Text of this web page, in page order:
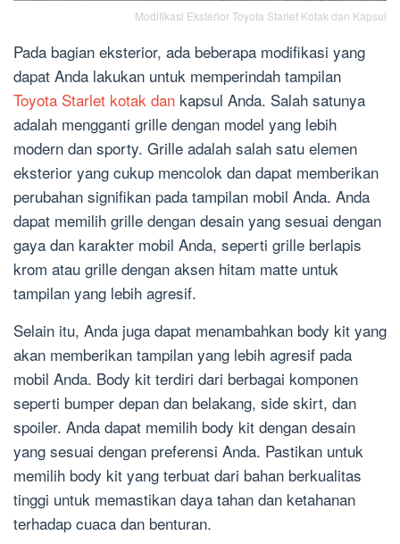
Modifikasi Eksterior Toyota Starlet Kotak dan Kapsul
Pada bagian eksterior, ada beberapa modifikasi yang
dapat Anda lakukan untuk memperindah tampilan
Toyota Starlet kotak dan kapsul Anda. Salah satunya
adalah mengganti grille dengan model yang lebih
modern dan sporty. Grille adalah salah satu elemen
eksterior yang cukup mencolok dan dapat memberikan
perubahan signifikan pada tampilan mobil Anda. Anda
dapat memilih grille dengan desain yang sesuai dengan
gaya dan karakter mobil Anda, seperti grille berlapis
krom atau grille dengan aksen hitam matte untuk
tampilan yang lebih agresif.
Selain itu, Anda juga dapat menambahkan body kit yang
akan memberikan tampilan yang lebih agresif pada
mobil Anda. Body kit terdiri dari berbagai komponen
seperti bumper depan dan belakang, side skirt, dan
spoiler. Anda dapat memilih body kit dengan desain
yang sesuai dengan preferensi Anda. Pastikan untuk
memilih body kit yang terbuat dari bahan berkualitas
tinggi untuk memastikan daya tahan dan ketahanan
terhadap cuaca dan benturan.